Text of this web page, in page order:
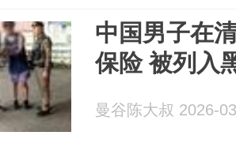
中国男子在
保险 被列入
曼谷陈大叔 2026-